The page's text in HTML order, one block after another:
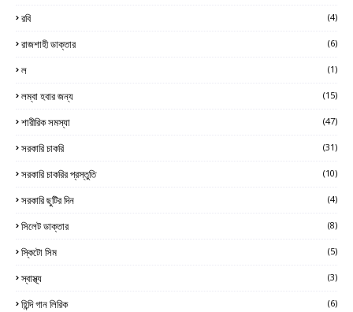
রবি (4)
রাজশাহী ডাক্তার (6)
ল (1)
লম্বা হবার জন্য (15)
শারীরিক সমস্যা (47)
সরকারি চাকরি (31)
সরকারি চাকরির প্রস্তুতি (10)
সরকারি ছুটির দিন (4)
সিলেট ডাক্তার (8)
স্কিটো সিম (5)
স্বাস্থ্য (3)
হিন্দি গান লিরিক (6)